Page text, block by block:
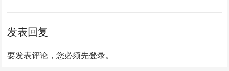
发表回复
要发表评论，您必须先登录。